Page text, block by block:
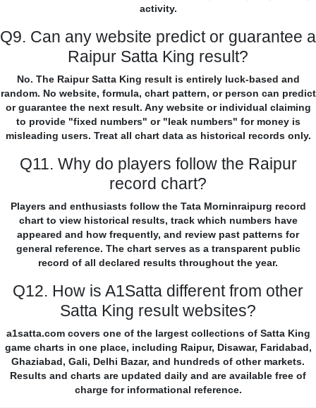
activity.
Q9. Can any website predict or guarantee a
Raipur Satta King result?
No. The Raipur Satta King result is entirely luck-based and
random. No website, formula, chart pattern, or person can predict
or guarantee the next result. Any website or individual claiming
to provide "fixed numbers" or "leak numbers" for money is
misleading users. Treat all chart data as historical records only.
Q11. Why do players follow the Raipur
record chart?
Players and enthusiasts follow the Tata Morninraipurg record
chart to view historical results, track which numbers have
appeared and how frequently, and review past patterns for
general reference. The chart serves as a transparent public
record of all declared results throughout the year.
Q12. How is A1Satta different from other
Satta King result websites?
a1satta.com covers one of the largest collections of Satta King
game charts in one place, including Raipur, Disawar, Faridabad,
Ghaziabad, Gali, Delhi Bazar, and hundreds of other markets.
Results and charts are updated daily and are available free of
charge for informational reference.